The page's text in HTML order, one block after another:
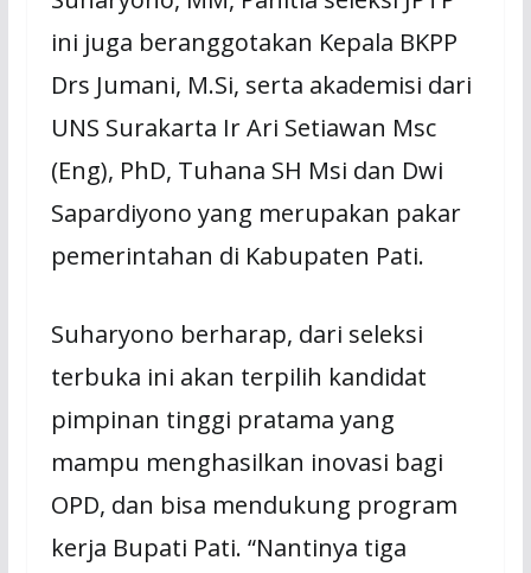
ini juga beranggotakan Kepala BKPP
Drs Jumani, M.Si, serta akademisi dari
UNS Surakarta Ir Ari Setiawan Msc
(Eng), PhD, Tuhana SH Msi dan Dwi
Sapardiyono yang merupakan pakar
pemerintahan di Kabupaten Pati.
Suharyono berharap, dari seleksi
terbuka ini akan terpilih kandidat
pimpinan tinggi pratama yang
mampu menghasilkan inovasi bagi
OPD, dan bisa mendukung program
kerja Bupati Pati. “Nantinya tiga